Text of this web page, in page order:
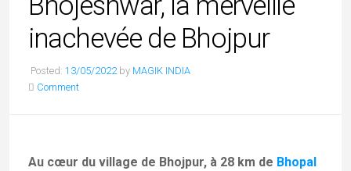
inachevée de Bhojpur
Posted: 13/05/2022 by MAGIK INDIA
Comment
Au cœur du village de Bhojpur, à 28 km de Bhopal